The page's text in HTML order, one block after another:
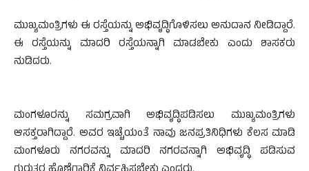
ಮುಖ್ಯಮಂತ್ರಿಗಳು ಈ ರಸ್ತೆಯನ್ನು ಅಭಿವೃದ್ಧಿಗೊಳಿಸಲು ಅನುದಾನ ನೀಡಿದ್ದಾರೆ.
ಈ ರಸ್ತೆಯನ್ನು ಮಾದರಿ ರಸ್ತೆಯನ್ನಾಗಿ ಮಾಡಬೇಕು ಎಂದು ಶಾಸಕರು
ನುಡಿದರು.
ಮಂಗಳೂರನ್ನು ಸಮಗ್ರವಾಗಿ ಅಭಿವೃದ್ಧಿಪಡಿಸಲು ಮುಖ್ಯಮಂತ್ರಿಗಳು
ಆಸಕ್ತರಾಗಿದ್ದಾರೆ. ಅವರ ಇಚ್ಚೆಯಂತೆ ನಾವು ಜನಪ್ರತಿನಿಧಿಗಳು ಕೆಲಸ ಮಾಡಿ
ಮಂಗಳೂರು ನಗರವನ್ನು ಮಾದರಿ ನಗರವನ್ನಾಗಿ ಅಭಿವೃದ್ಧಿ ಪಡಿಸುವ